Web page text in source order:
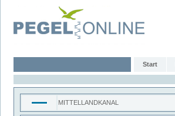
Start
MITTELLANDKANAL